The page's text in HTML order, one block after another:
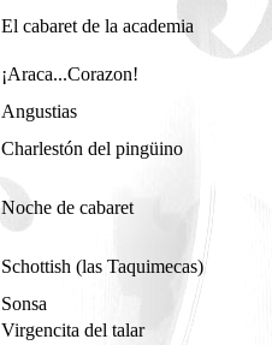
El cabaret de la academia
¡Araca...Corazon!
Angustias
Charlestón del pingüino
Noche de cabaret
Schottish (las Taquimecas)
Sonsa
Virgencita del talar